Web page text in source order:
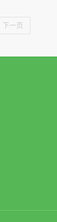
下一页